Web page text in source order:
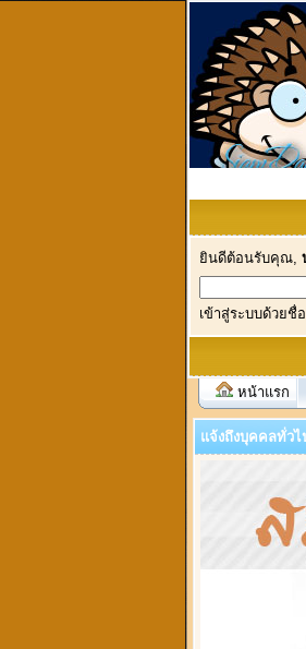
ยินดีต้อนรับคุณ,
เข้าสู่ระบบด้วยชื่
หน้าแรก
แจ้งถึงบุคคลทั่วไ